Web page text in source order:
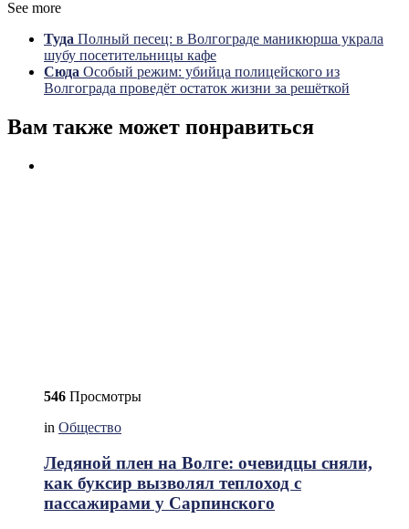
See more
Туда Полный песец: в Волгограде маникюрша украла
шубу посетительницы кафе
Сюда Особый режим: убийца полицейского из
Волгограда проведёт остаток жизни за решёткой
Вам также может понравиться
546 Просмотры
in Общество
Ледяной плен на Волге: очевидцы сняли,
как буксир вызволял теплоход с
пассажирами у Сарпинского